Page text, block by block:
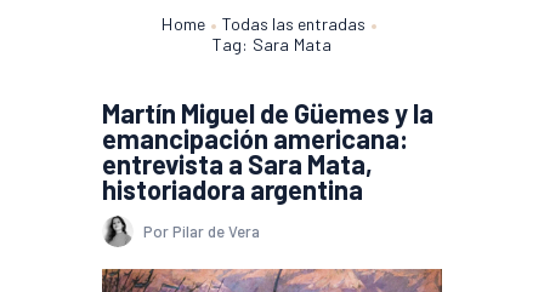
Home
Todas las entradas
Tag: Sara Mata
Martín Miguel de Güemes y la
emancipación americana:
entrevista a Sara Mata,
historiadora argentina
Por Pilar de Vera